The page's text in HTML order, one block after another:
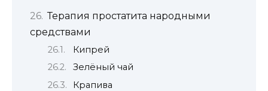
Терапия простатита народными
средствами
Кипрей
Зелёный чай
Крапива